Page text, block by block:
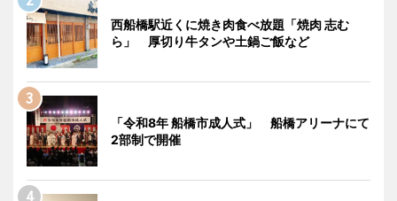
西船橋駅近くに焼き肉食べ放題「焼肉 志む
ら」 厚切り牛タンや土鍋ご飯など
「令和8年 船橋市成人式」 船橋アリーナにて
2部制で開催